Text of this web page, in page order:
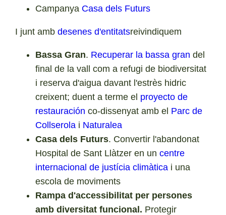
Campanya Casa dels Futurs
I junt ambdesenes d'entitatsreivindiquem
Bassa Gran. Recuperar la bassa gran del
final de la vall com a refugi de biodiversitat
i reserva d'aigua davant l'estrès hidric
creixent; duent a terme el proyecto de
restauración co-dissenyat amb el Parc de
Collserola i Naturalea
Casa dels Futurs. Convertir l'abandonat
Hospital de Sant Llàtzer en uncentre
internacional de justícia climàtica i una
escola de moviments
Rampa d'accessibilitat per persones
amb diversitat funcional. Protegir